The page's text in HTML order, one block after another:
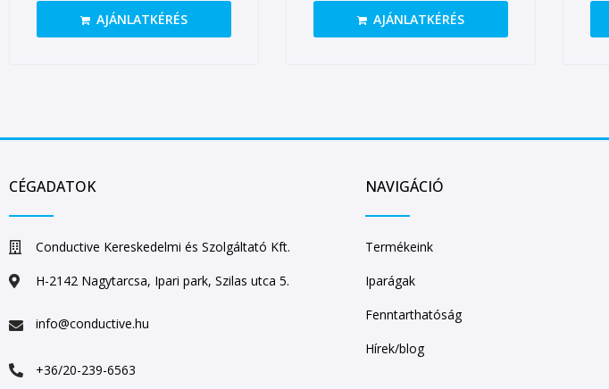
magasított gázrugóval
AJÁNLATKÉRÉS
AJÁNLATKÉRÉS
CÉGADATOK
Conductive Kereskedelmi és Szolgáltató Kft.
H-2142 Nagytarcsa, Ipari park, Szilas utca 5.
info@conductive.hu
+36/20-239-6563
NAVIGÁCIÓ
Termékeink
Iparágak
Fenntarthatóság
Hírek/blog